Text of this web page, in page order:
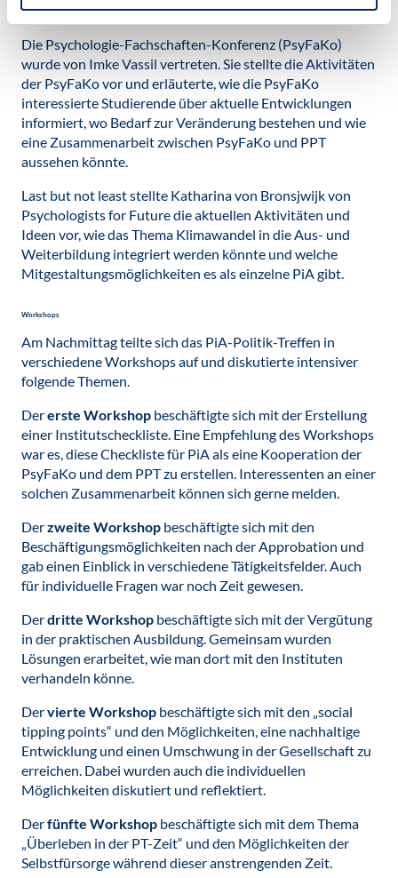
Kammer sein können.
Die Psychologie-Fachschaften-Konferenz (PsyFaKo)
wurde von Imke Vassil vertreten. Sie stellte die Aktivitäten
der PsyFaKo vor und erläuterte, wie die PsyFaKo
interessierte Studierende über aktuelle Entwicklungen
informiert, wo Bedarf zur Veränderung bestehen und wie
eine Zusammenarbeit zwischen PsyFaKo und PPT
aussehen könnte.
Last but not least stellte Katharina von Bronsjwijk von
Psychologists for Future die aktuellen Aktivitäten und
Ideen vor, wie das Thema Klimawandel in die Aus- und
Weiterbildung integriert werden könnte und welche
Mitgestaltungsmöglichkeiten es als einzelne PiA gibt.
Workshops
Am Nachmittag teilte sich das PiA-Politik-Treffen in
verschiedene Workshops auf und diskutierte intensiver
folgende Themen.
Dererste Workshop beschäftigte sich mit der Erstellung
einer Institutscheckliste. Eine Empfehlung des Workshops
war es, diese Checkliste für PiA als eine Kooperation der
PsyFaKo und dem PPT zu erstellen. Interessenten an einer
solchen Zusammenarbeit können sich gerne melden.
Derzweite Workshop beschäftigte sich mit den
Beschäftigungsmöglichkeiten nach der Approbation und
gab einen Einblick in verschiedene Tätigkeitsfelder. Auch
für individuelle Fragen war noch Zeit gewesen.
Derdritte Workshop beschäftigte sich mit der Vergütung
in der praktischen Ausbildung. Gemeinsam wurden
Lösungen erarbeitet, wie man dort mit den Instituten
verhandeln könne.
Dervierte Workshop beschäftigte sich mit den „social
tipping points“ und den Möglichkeiten, eine nachhaltige
Entwicklung und einen Umschwung in der Gesellschaft zu
erreichen. Dabei wurden auch die individuellen
Möglichkeiten diskutiert und reflektiert.
Derfünfte Workshop beschäftigte sich mit dem Thema
„Überleben in der PT-Zeit“ und den Möglichkeiten der
Selbstfürsorge während dieser anstrengenden Zeit.